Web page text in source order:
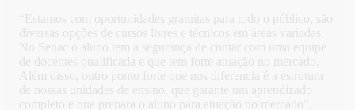
“Estamos com oportunidades gratuitas para todo o público, são
diversas opções de cursos livres e técnicos em áreas variadas.
No Senac o aluno tem a segurança de contar com uma equipe
de docentes qualificada e que tem forte atuação no mercado.
Além disso, outro ponto forte que nos diferencia é a estrutura
de nossas unidades de ensino, que garante um aprendizado
completo e que prepara o aluno para atuação no mercado”,